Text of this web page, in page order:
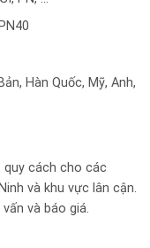
Hàn Quốc, Mỹ, Anh,
quy cách cho các
và khu vực lân cận.
và báo giá.